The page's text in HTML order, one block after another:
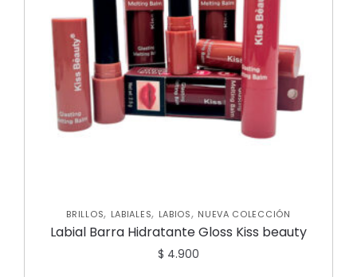
BRILLOS, LABIALES, LABIOS, NUEVA COLECCIÓN
Labial Barra Hidratante Gloss Kiss beauty
$ 4.900